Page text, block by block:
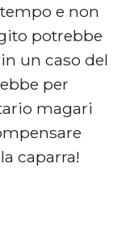
e non
potrebbe
un caso del
per
magari
caparra!